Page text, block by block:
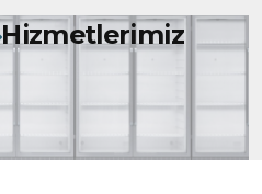
Hizmetlerimiz